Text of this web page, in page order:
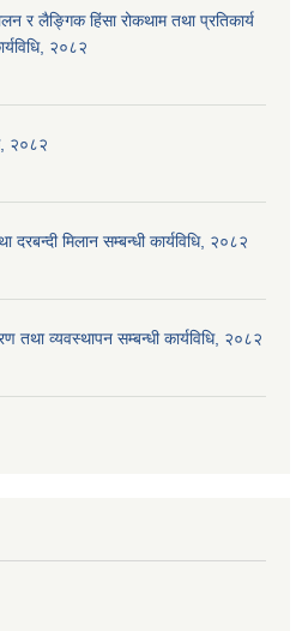
र लैङ्गिक हिंसा रोकथाम तथा प्रतिकार्य
२०८२
२०८२
दरबन्दी मिलान सम्बन्धी कार्यविधि, २०८२
तथा व्यवस्थापन सम्बन्धी कार्यविधि, २०८२